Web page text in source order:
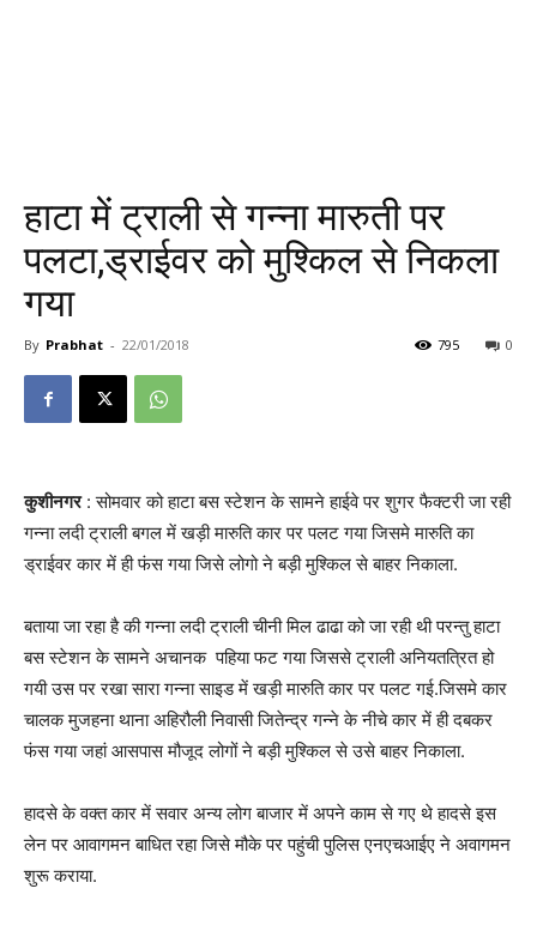
हाटा में ट्राली से गन्ना मारुती पर
पलटा,ड्राईवर को मुश्किल से निकला
गया
By Prabhat - 22/01/2018 0
795
कुशीनगर: सोमवार को हाटा बस स्टेशन के सामने हाईवे पर शुगर फैक्टरी जा रही
गन्ना लदी ट्राली बगल में खड़ी मारुति कार पर पलट गया जिसमे मारुति का
ड्राईवर कार में ही फंस गया जिसे लोगो ने बड़ी मुश्किल से बाहर निकाला.
बताया जा रहा है की गन्ना लदी ट्राली चीनी मिल ढाढा को जा रही थी परन्तु हाटा
बस स्टेशन के सामने अचानक पहिया फट गया जिससे ट्राली अनियतत्रित हो
गयी उस पर रखा सारा गन्ना साइड में खड़ी मारुति कार पर पलट गई.जिसमे कार
चालक मुजहना थाना अहिरौली निवासी जितेन्द्र गन्ने के नीचे कार में ही दबकर
फंस गया जहां आसपास मौजूद लोगों ने बड़ी मुश्किल से उसे बाहर निकाला.
हादसे के वक्त कार में सवार अन्य लोग बाजार में अपने काम से गए थे हादसे इस
लेन पर आवागमन बाधित रहा जिसे मौके पर पहुंची पुलिस एनएचआईए ने अवागमन
शुरू कराया.